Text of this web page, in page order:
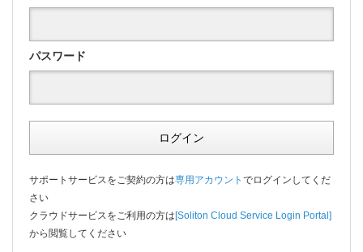
パスワード
ログイン
サポートサービスをご契約の方は専用アカウント でログインしてくだ
さい
クラウドサービスをご利用の方は[Soliton Cloud Service Login Portal]
から閲覧してください